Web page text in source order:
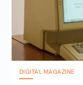
DIGITAL MAGAZINE